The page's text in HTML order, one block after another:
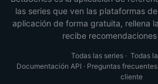
las series que ven las plataformas
aplicación de forma gratuita, rellena
recibe
Todas las series· Todas
Documentación API · Preguntas frecuentes
cliente